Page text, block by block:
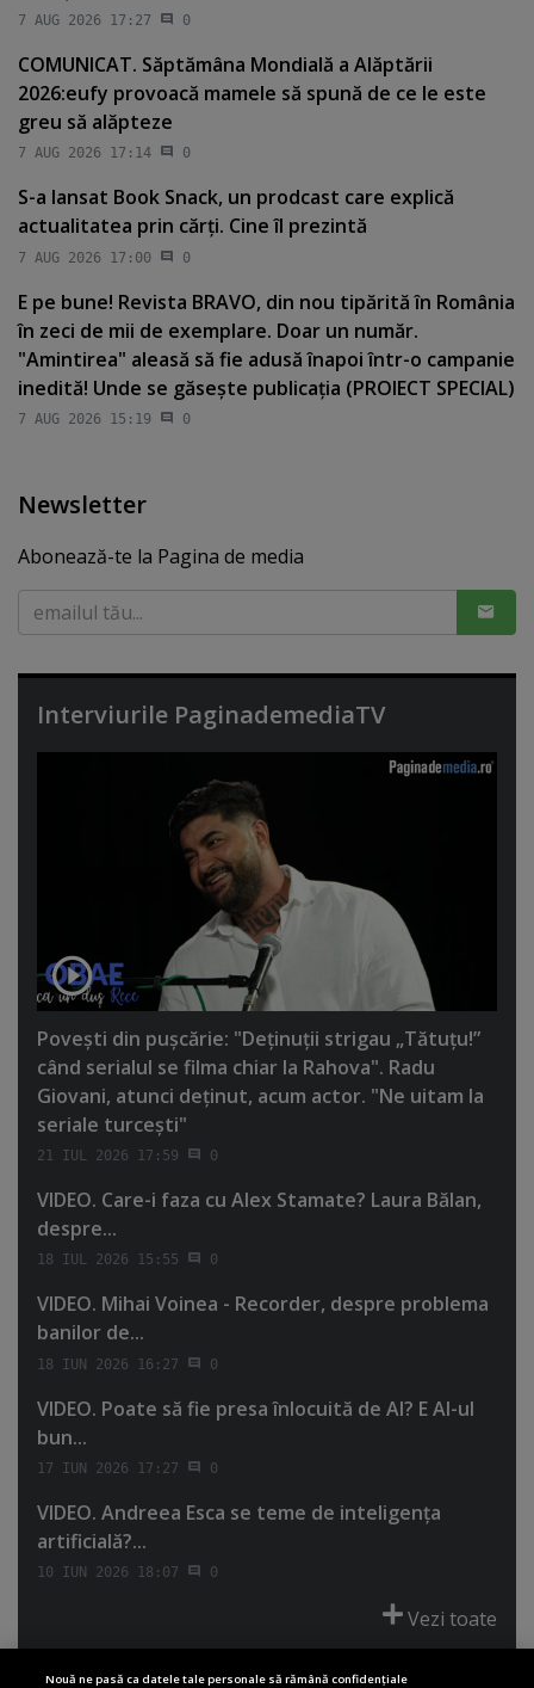
7 AUG 2026 17:27 0
COMUNICAT. Săptămâna Mondială a Alăptării
2026:eufy provoacă mamele să spună de ce le este
greu să alăpteze
7 AUG 2026 17:14 0
S-a lansat Book Snack, un prodcast care explică
actualitatea prin cărţi. Cine îl prezintă
7 AUG 2026 17:00 0
E pe bune! Revista BRAVO, din nou tipărită în România
în zeci de mii de exemplare. Doar un număr.
"Amintirea" aleasă să fie adusă înapoi într-o campanie
inedită! Unde se găseşte publicaţia (PROIECT SPECIAL)
7 AUG 2026 15:19 0
Newsletter
Abonează-te la Pagina de media
Interviurile PaginademediaTV
Poveşti din puşcărie: "Deţinuţii strigau „Tătuţu!”
când serialul se filma chiar la Rahova". Radu
Giovani, atunci deţinut, acum actor. "Ne uitam la
seriale turceşti"
21 IUL 2026 17:59 0
VIDEO. Care-i faza cu Alex Stamate? Laura Bălan,
despre...
18 IUL 2026 15:55 0
VIDEO. Mihai Voinea - Recorder, despre problema
banilor de...
18 IUN 2026 16:27 0
VIDEO. Poate să fie presa înlocuită de AI? E AI-ul
bun...
17 IUN 2026 17:27 0
VIDEO. Andreea Esca se teme de inteligenţa
artificială?...
10 IUN 2026 18:07 0
Vezi toate
Nouă ne pasă ca datele tale personale să rămână confidențiale